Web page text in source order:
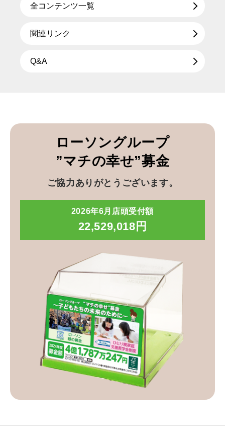
全コンテンツ一覧
関連リンク
Q&A
ローソングループ
”マチの幸せ”募金
ご協力ありがとうございます。
2026年6月店頭受付額
22,529,018円